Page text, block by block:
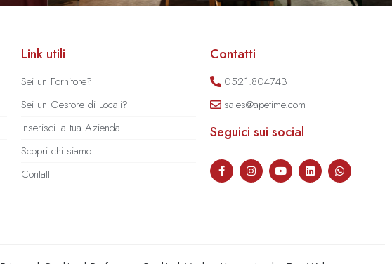
Link utili
Sei un Fornitore?
Sei un Gestore di Locali?
Inserisci la tua Azienda
Scopri chi siamo
Contatti
Contatti
0521.804743
sales@apetime.com
Seguici sui social